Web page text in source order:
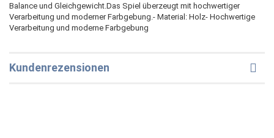
Balance und Gleichgewicht.Das Spiel überzeugt mit hochwertiger
Verarbeitung und moderner Farbgebung.- Material: Holz- Hochwertige
Verarbeitung und moderne Farbgebung
Kundenrezensionen